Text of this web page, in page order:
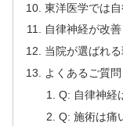
東洋医学では
自律神経が改
当院が選ばれ
よくあるご質問
Q: 自律神経
Q: 施術は痛